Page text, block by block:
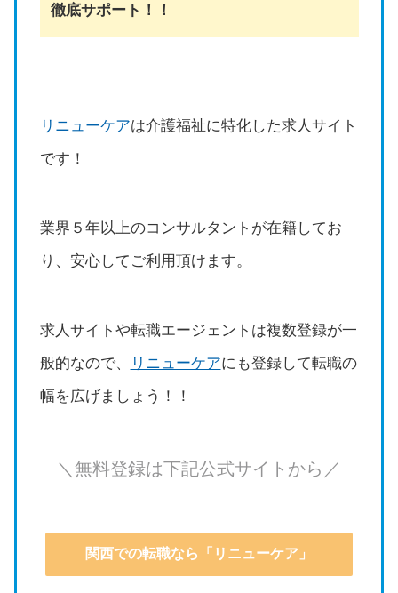
徹底サポート！！
リニューケアは介護福祉に特化した求人サイト
です！
業界５年以上のコンサルタントが在籍してお
り、安心してご利用頂けます。
求人サイトや転職エージェントは複数登録が一
般的なので、
リニューケアにも登録して転職の
幅を広げましょう！！
＼無料登録は下記公式サイトから／
関西での転職なら「リニューケア」